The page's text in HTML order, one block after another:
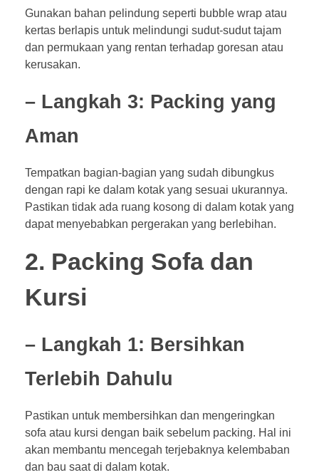
Gunakan bahan pelindung seperti bubble wrap atau
kertas berlapis untuk melindungi sudut-sudut tajam
dan permukaan yang rentan terhadap goresan atau
kerusakan.
– Langkah 3: Packing yang
Aman
Tempatkan bagian-bagian yang sudah dibungkus
dengan rapi ke dalam kotak yang sesuai ukurannya.
Pastikan tidak ada ruang kosong di dalam kotak yang
dapat menyebabkan pergerakan yang berlebihan.
2. Packing Sofa dan
Kursi
– Langkah 1: Bersihkan
Terlebih Dahulu
Pastikan untuk membersihkan dan mengeringkan
sofa atau kursi dengan baik sebelum packing. Hal ini
akan membantu mencegah terjebaknya kelembaban
dan bau saat di dalam kotak.